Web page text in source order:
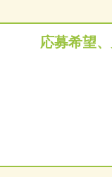
応募希望